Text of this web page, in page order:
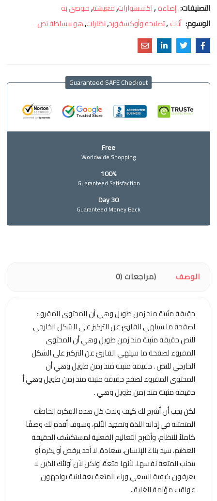
التصنيفات: إضاءة,اكسسوارات,معيشة,موصى به
الوسوم: أثاث,تصليحه وأوكسفورد,نظارات,هو ببساطة نص
Guaranteed SAFE Checkout
Free
Worldwide Shopping
100%
Guaranteed Satisfaction
30 Day
Guaranteed Money Back
الوصف مراجعات (0)
حقيقة مثبتة منذ زمن طويل وهي أن المحتوى المقروء
لصفحة ما سيلهي القارئ عن التركيز على الشكل الخارجي
للنص حقيقة مثبتة منذ زمن طويل وهي أن المحتوى
المقروء لصفحة ما سيلهي القارئ عن التركيز على الشكل
الخارجي للنص . حقيقة مثبتة منذ زمن طويل وهي أن
المحتوى المقروء لصفح حقيقة مثبتة منذ زمن طويل وهي أ
حقيقة مثبتة منذ زمن طويل وهي .
لكن يجب أن أشرح لك كيف ولدت كل هذه الفكرة الخاطئة
المتمثلة في إدانة اللذة وتمجيد الألم، وسوف أقدم لك وصفًا
كاملاً للنظام، وأشرح التعاليم الفعلية لمستكشف الحقيقة
العظيم، سيد بناء الإنسان. سعادة. لا أحد يرفض أو يكره أو
يتجنب المتعة نفسها، لأنها متعة، ولكن لأن أولئك الذين لا
يعرفون كيفية السعي وراء المتعة بعقلانية يواجهون
عواقب مؤلمة للغاية..